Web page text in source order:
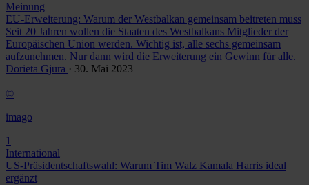
Meinung
EU-Erweiterung: Warum der Westbalkan gemeinsam beitreten muss
Seit 20 Jahren wollen die Staaten des Westbalkans Mitglieder der
Europäischen Union werden. Wichtig ist, alle sechs gemeinsam
aufzunehmen. Nur dann wird die Erweiterung ein Gewinn für alle.
Dorieta Gjura · 30. Mai 2023
©
imago
1
International
US-Präsidentschaftswahl: Warum Tim Walz Kamala Harris ideal
ergänzt